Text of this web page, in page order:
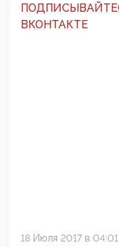
ВКОНТАКТЕ
18 Июля 2017 в 04:01